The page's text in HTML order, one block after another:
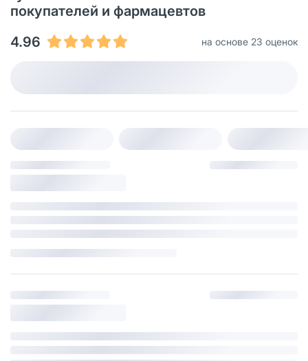
покупателей и фармацевтов
4.96
на основе 23 оценок